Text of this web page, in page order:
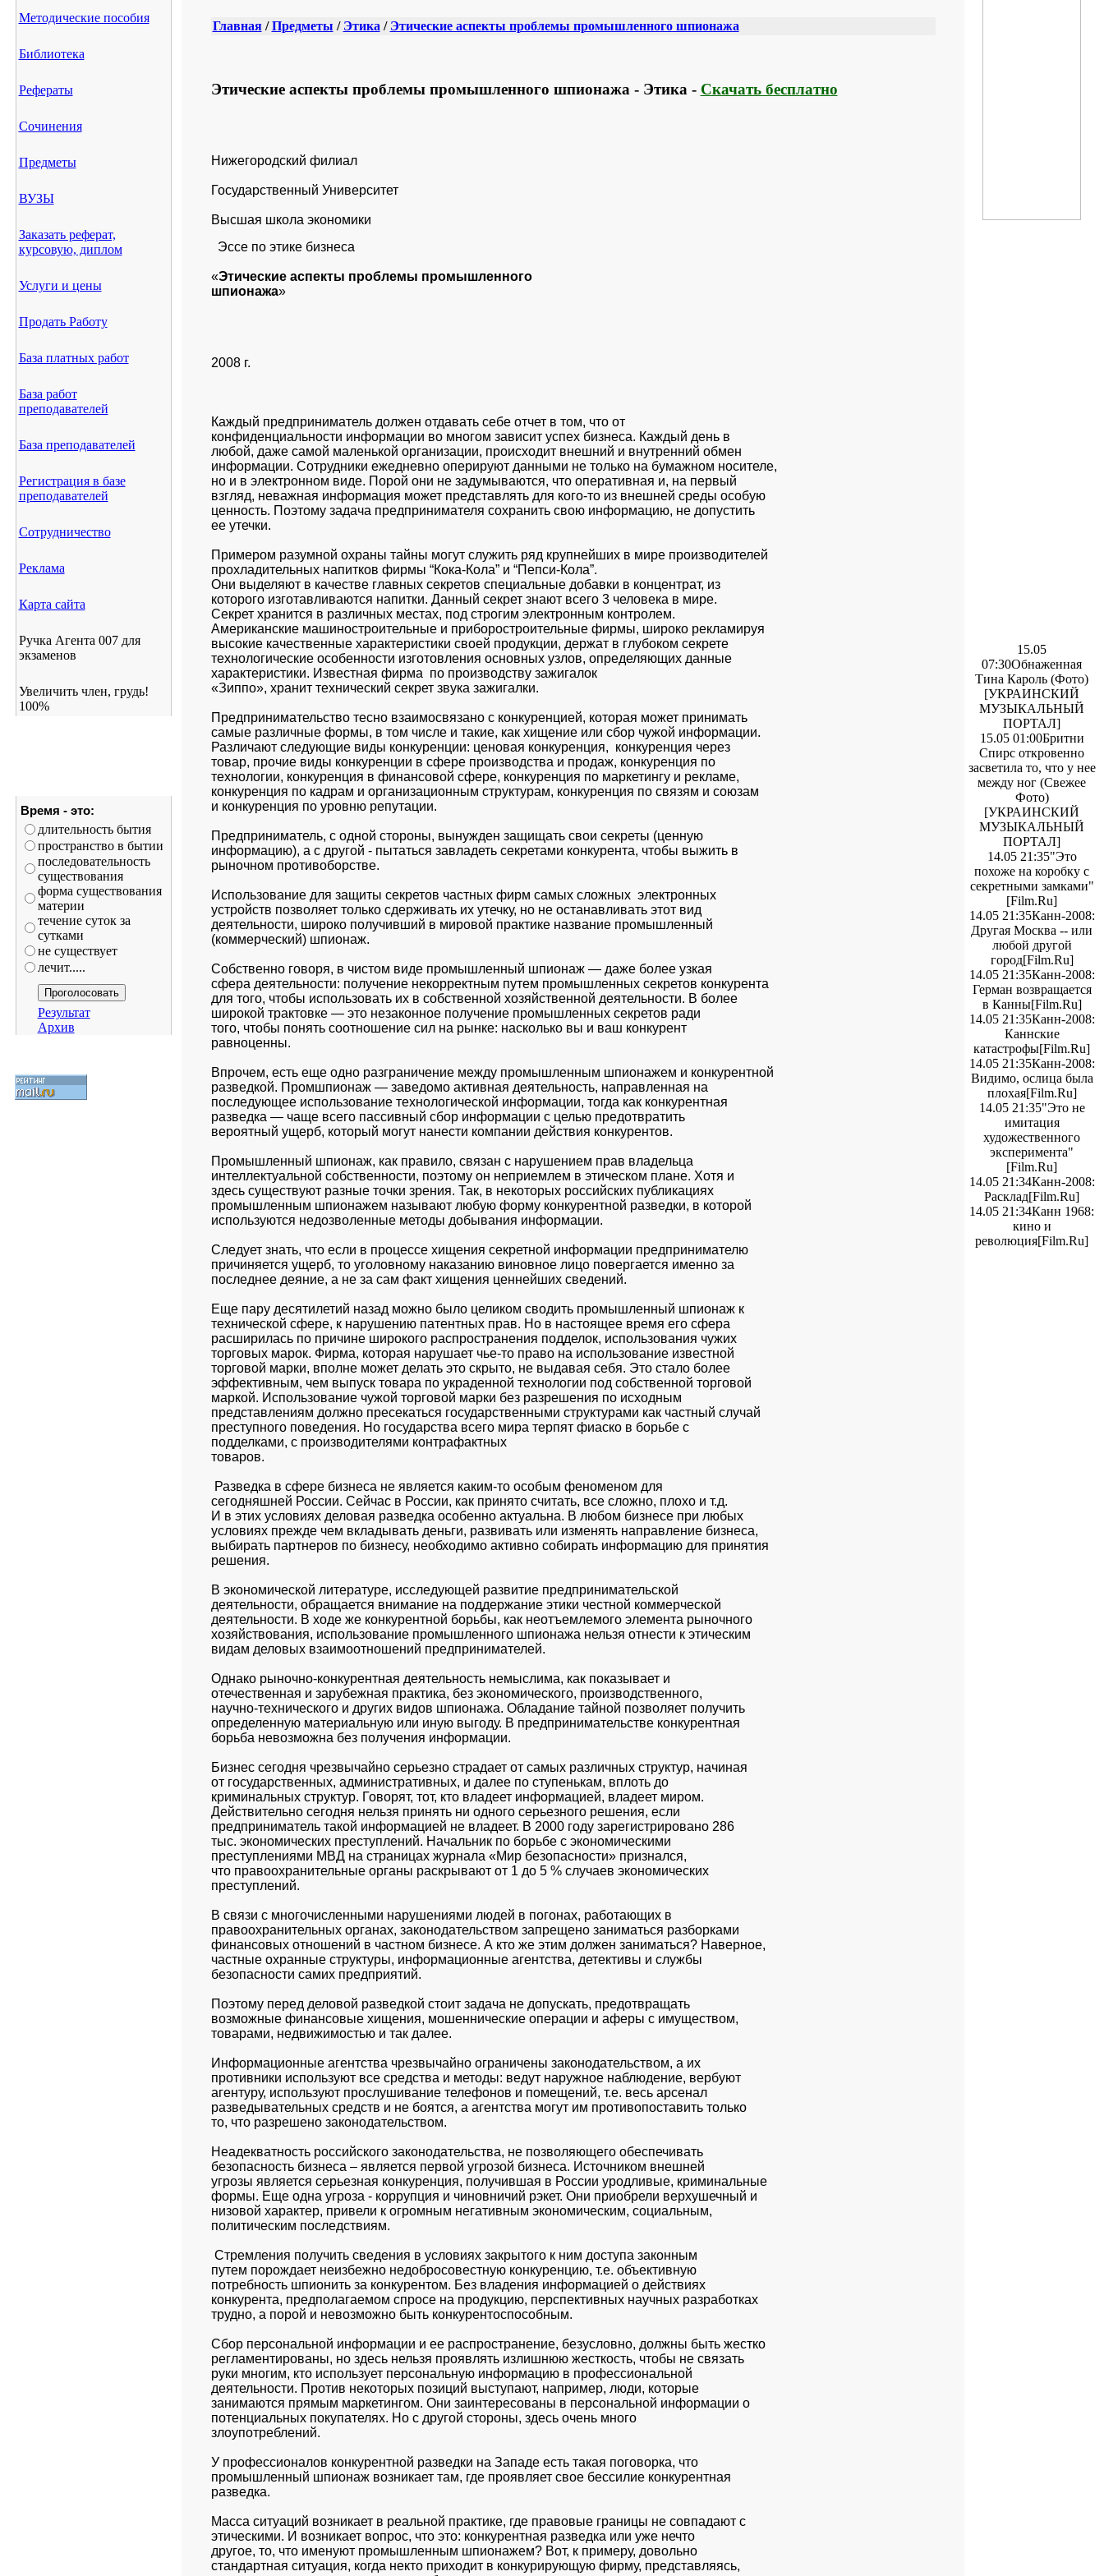
15.05
07:30Обнаженная
Тина Кароль (Фото)
[УКРАИНСКИЙ
МУЗЫКАЛЬНЫЙ
ПОРТАЛ]
15.05 01:00Бритни
Спирс откровенно
засветила то, что у нее
между ног (Свежее
Фото)
[УКРАИНСКИЙ
МУЗЫКАЛЬНЫЙ
ПОРТАЛ]
14.05 21:35"Это
похоже на коробку с
секретными замками"
[Film.Ru]
14.05 21:35Канн-2008:
Другая Москва -- или
любой другой
город[Film.Ru]
14.05 21:35Канн-2008:
Герман возвращается
в Канны[Film.Ru]
14.05 21:35Канн-2008:
Каннские
катастрофы[Film.Ru]
14.05 21:35Канн-2008:
Видимо, ослица была
плохая[Film.Ru]
14.05 21:35"Это не
имитация
художественного
эксперимента"
[Film.Ru]
14.05 21:34Канн-2008:
Расклад[Film.Ru]
14.05 21:34Канн 1968:
кино и
революция[Film.Ru]
Методические пособия
Библиотека
Рефераты
Сочинения
Предметы
ВУЗЫ
Заказать реферат,
курсовую, диплом
Услуги и цены
Продать Работу
База платных работ
База работ
преподавателей
База преподавателей
Регистрация в базе
преподавателей
Сотрудничество
Реклама
Карта сайта
Ручка Агента 007 для
экзаменов
Увеличить член, грудь!
100%
Время - это:
длительность бытия
пространство в бытии
последовательность
существования
форма существования
материи
течение суток за
сутками
не существует
лечит.....
Результат
Архив
Главная/Предметы / Этика / Этические аспекты проблемы промышленного шпионажа
Этические аспекты проблемы промышленного шпионажа - Этика - Скачать бесплатно
Нижегородский филиал
Государственный Университет
Высшая школа экономики
Эссе по этике бизнеса
«Этические аспекты проблемы промышленного
шпионажа»
2008 г.
Каждый предприниматель должен отдавать себе отчет в том, что от
конфиденциальности информации во многом зависит успех бизнеса. Каждый день в
любой, даже самой маленькой организации, происходит внешний и внутренний обмен
информации. Сотрудники ежедневно оперируют данными не только на бумажном носителе,
но и в электронном виде. Порой они не задумываются, что оперативная и, на первый
взгляд, неважная информация может представлять для кого-то из внешней среды особую
ценность. Поэтому задача предпринимателя сохранить свою информацию, не допустить
ее утечки.
Примером разумной охраны тайны могут служить ряд крупнейших в мире производителей
прохладительных напитков фирмы “Кока-Кола” и “Пепси-Кола”.
Они выделяют в качестве главных секретов специальные добавки в концентрат, из
которого изготавливаются напитки. Данный секрет знают всего 3 человека в мире.
Секрет хранится в различных местах, под строгим электронным контролем.
Американские машиностроительные и приборостроительные фирмы, широко рекламируя
высокие качественные характеристики своей продукции, держат в глубоком секрете
технологические особенности изготовления основных узлов, определяющих данные
характеристики. Известная фирма  по производству зажигалок
«Зиппо», хранит технический секрет звука зажигалки.
Предпринимательство тесно взаимосвязано с конкуренцией, которая может принимать
самые различные формы, в том числе и такие, как хищение или сбор чужой информации.
Различают следующие виды конкуренции: ценовая конкуренция,  конкуренция через
товар, прочие виды конкуренции в сфере производства и продаж, конкуренция по
технологии, конкуренция в финансовой сфере, конкуренция по маркетингу и рекламе,
конкуренция по кадрам и организационным структурам, конкуренция по связям и союзам
и конкуренция по уровню репутации.
Предприниматель, с одной стороны, вынужден защищать свои секреты (ценную
информацию), а с другой - пытаться завладеть секретами конкурента, чтобы выжить в
рыночном противоборстве.
Использование для защиты секретов частных фирм самых сложных  электронных
устройств позволяет только сдерживать их утечку, но не останавливать этот вид
деятельности, широко получивший в мировой практике название промышленный
(коммерческий) шпионаж.
Собственно говоря, в чистом виде промышленный шпионаж — даже более узкая
сфера деятельности: получение некорректным путем промышленных секретов конкурента
для того, чтобы использовать их в собственной хозяйственной деятельности. В более
широкой трактовке — это незаконное получение промышленных секретов ради
того, чтобы понять соотношение сил на рынке: насколько вы и ваш конкурент
равноценны.
Впрочем, есть еще одно разграничение между промышленным шпионажем и конкурентной
разведкой. Промшпионаж — заведомо активная деятельность, направленная на
последующее использование технологической информации, тогда как конкурентная
разведка — чаще всего пассивный сбор информации с целью предотвратить
вероятный ущерб, который могут нанести компании действия конкурентов.
Промышленный шпионаж, как правило, связан с нарушением прав владельца
интеллектуальной собственности, поэтому он неприемлем в этическом плане. Хотя и
здесь существуют разные точки зрения. Так, в некоторых российских публикациях
промышленным шпионажем называют любую форму конкурентной разведки, в которой
используются недозволенные методы добывания информации.
Следует знать, что если в процессе хищения секретной информации предпринимателю
причиняется ущерб, то уголовному наказанию виновное лицо повергается именно за
последнее деяние, а не за сам факт хищения ценнейших сведений.
Еще пару десятилетий назад можно было целиком сводить промышленный шпионаж к
технической сфере, к нарушению патентных прав. Но в настоящее время его сфера
расширилась по причине широкого распространения подделок, использования чужих
торговых марок. Фирма, которая нарушает чье-то право на использование известной
торговой марки, вполне может делать это скрыто, не выдавая себя. Это стало более
эффективным, чем выпуск товара по украденной технологии под собственной торговой
маркой. Использование чужой торговой марки без разрешения по исходным
представлениям должно пресекаться государственными структурами как частный случай
преступного поведения. Но государства всего мира терпят фиаско в борьбе с
подделками, с производителями контрафактных
товаров.
Разведка в сфере бизнеса не является каким-то особым феноменом для
сегодняшней России. Сейчас в России, как принято считать, все сложно, плохо и т.д.
И в этих условиях деловая разведка особенно актуальна. В любом бизнесе при любых
условиях прежде чем вкладывать деньги, развивать или изменять направление бизнеса,
выбирать партнеров по бизнесу, необходимо активно собирать информацию для принятия
решения.
В экономической литературе, исследующей развитие предпринимательской
деятельности, обращается внимание на поддержание этики честной коммерческой
деятельности. В ходе же конкурентной борьбы, как неотъемлемого элемента рыночного
хозяйствования, использование промышленного шпионажа нельзя отнести к этическим
видам деловых взаимоотношений предпринимателей.
Однако рыночно-конкурентная деятельность немыслима, как показывает и
отечественная и зарубежная практика, без экономического, производственного,
научно-технического и других видов шпионажа. Обладание тайной позволяет получить
определенную материальную или иную выгоду. В предпринимательстве конкурентная
борьба невозможна без получения информации.
Бизнес сегодня чрезвычайно серьезно страдает от самых различных структур, начиная
от государственных, административных, и далее по ступенькам, вплоть до
криминальных структур. Говорят, тот, кто владеет информацией, владеет миром.
Действительно сегодня нельзя принять ни одного серьезного решения, если
предприниматель такой информацией не владеет. В 2000 году зарегистрировано 286
тыс. экономических преступлений. Начальник по борьбе с экономическими
преступлениями МВД на страницах журнала «Мир безопасности» признался,
что правоохранительные органы раскрывают от 1 до 5 % случаев экономических
преступлений.
В связи с многочисленными нарушениями людей в погонах, работающих в
правоохранительных органах, законодательством запрещено заниматься разборками
финансовых отношений в частном бизнесе. А кто же этим должен заниматься? Наверное,
частные охранные структуры, информационные агентства, детективы и службы
безопасности самих предприятий.
Поэтому перед деловой разведкой стоит задача не допускать, предотвращать
возможные финансовые хищения, мошеннические операции и аферы с имуществом,
товарами, недвижимостью и так далее.
Информационные агентства чрезвычайно ограничены законодательством, а их
противники используют все средства и методы: ведут наружное наблюдение, вербуют
агентуру, используют прослушивание телефонов и помещений, т.е. весь арсенал
разведывательных средств и не боятся, а агентства могут им противопоставить только
то, что разрешено законодательством.
Неадекватность российского законодательства, не позволяющего обеспечивать
безопасность бизнеса – является первой угрозой бизнеса. Источником внешней
угрозы является серьезная конкуренция, получившая в России уродливые, криминальные
формы. Еще одна угроза - коррупция и чиновничий рэкет. Они приобрели верхушечный и
низовой характер, привели к огромным негативным экономическим, социальным,
политическим последствиям.
Стремления получить сведения в условиях закрытого к ним доступа законным
путем порождает неизбежно недобросовестную конкуренцию, т.е. объективную
потребность шпионить за конкурентом. Без владения информацией о действиях
конкурента, предполагаемом спросе на продукцию, перспективных научных разработках
трудно, а порой и невозможно быть конкурентоспособным.
Сбор персональной информации и ее распространение, безусловно, должны быть жестко
регламентированы, но здесь нельзя проявлять излишнюю жесткость, чтобы не связать
руки многим, кто использует персональную информацию в профессиональной
деятельности. Против некоторых позиций выступают, например, люди, которые
занимаются прямым маркетингом. Они заинтересованы в персональной информации о
потенциальных покупателях. Но с другой стороны, здесь очень много
злоупотреблений.
У профессионалов конкурентной разведки на Западе есть такая поговорка, что
промышленный шпионаж возникает там, где проявляет свое бессилие конкурентная
разведка.
Масса ситуаций возникает в реальной практике, где правовые границы не совпадают с
этическими. И возникает вопрос, что это: конкурентная разведка или уже нечто
другое, то, что именуют промышленным шпионажем? Вот, к примеру, довольно
стандартная ситуация, когда некто приходит в конкурирующую фирму, представляясь,